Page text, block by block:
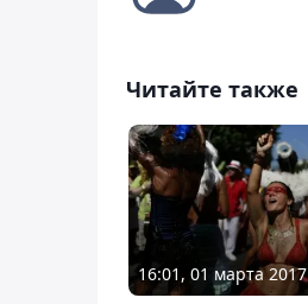
Читайте также
16:01, 01 марта 2017